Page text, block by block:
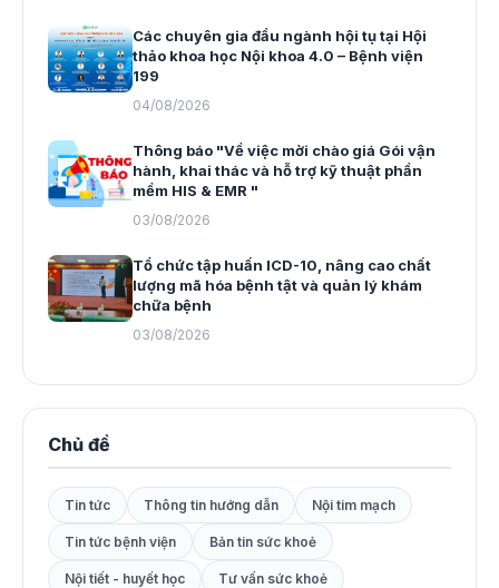
Các chuyên gia đầu ngành hội tụ tại Hội
thảo khoa học Nội khoa 4.0 – Bệnh viện
199
04/08/2026
Thông báo "Về việc mời chào giá Gói vận
hành, khai thác và hỗ trợ kỹ thuật phần
mềm HIS & EMR "
03/08/2026
Tổ chức tập huấn ICD-10, nâng cao chất
lượng mã hóa bệnh tật và quản lý khám
chữa bệnh
03/08/2026
Chủ đề
Tin tức Thông tin hướng dẫn Nội tim mạch
Tin tức bệnh viện Bản tin sức khoẻ
Nội tiết - huyết học Tư vấn sức khoẻ